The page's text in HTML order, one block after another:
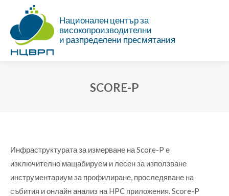
Национален център за
високопроизводителни
и разпределени пресмятания
SCORE-P
Инфраструктурата за измерване на Score-P е
изключително мащабируем и лесен за използване
инструментариум за профилиране, проследяване на
събития и онлайн анализ на HPC приложения. Score-P